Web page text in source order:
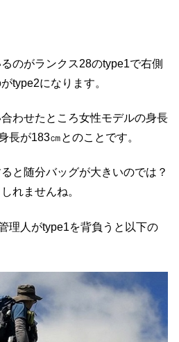
のがランクス28のtype1で右側
type2になります。
わせたところ女性モデルの身長
長が183㎝とのことです。
と随分バッグが大きいのでは？
れませんね。
理人がtype1を背負うと以下の